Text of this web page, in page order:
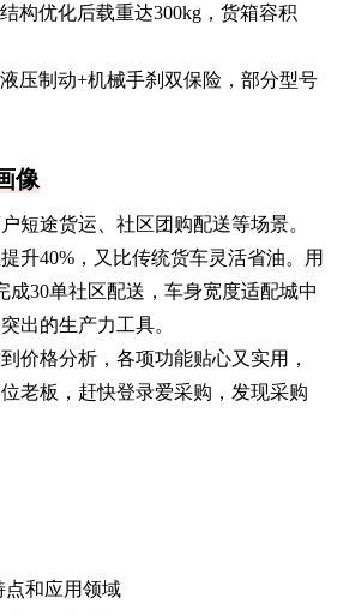
构优化后载重达300kg，货箱容积
液压制动+机械手刹双保险，部分型号
像
短途货运、社区团购配送等场景。
升40%，又比传统货车灵活省油。用
成30单社区配送，车身宽度适配城中
出的生产力工具。
价格分析，各项功能贴心又实用，
老板，赶快登录爱采购，发现采购
点和应用领域